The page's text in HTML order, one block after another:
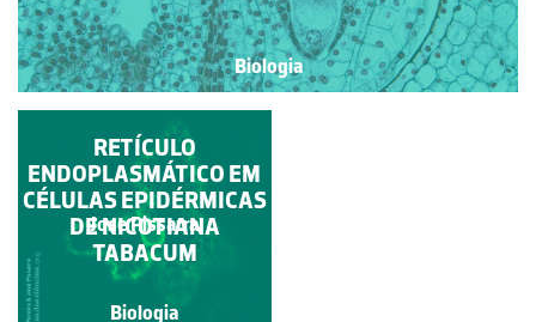
Biologia
ÓVARIO DE AÇUCENA
EM SECÇÃO
TRANSVERSAL
Jose Pissarra
Biologia
RETÍCULO
ENDOPLASMÁTICO EM
CÉLULAS EPIDÉRMICAS
DE NICOTIANA
TABACUM
Jose Pissarra
Biologia